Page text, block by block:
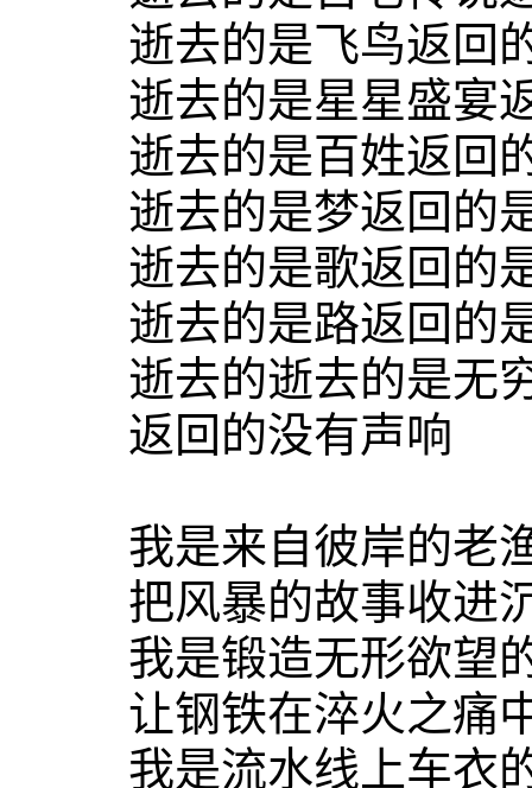
逝去的是飞鸟返回
逝去的是星星盛宴
逝去的是百姓返回
逝去的是梦返回的
逝去的是歌返回的
逝去的是路返回的
逝去的逝去的是无
返回的没有声响
我是来自彼岸的老
把风暴的故事收进
我是锻造无形欲望
让钢铁在淬火之痛
我是流水线上车衣